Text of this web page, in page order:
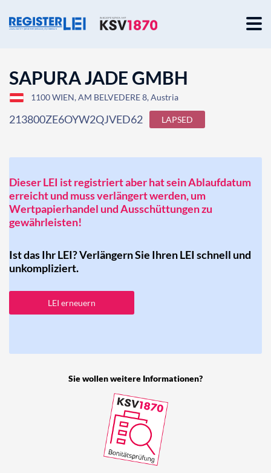
SAPURA JADE GMBH
1100 WIEN, AM BELVEDERE 8, Austria
213800ZE6OYW2QJVED62 LAPSED
Dieser LEI ist registriert aber hat sein Ablaufdatum
erreicht und muss verlängert werden, um
Wertpapierhandel und Ausschüttungen zu
gewährleisten!
Ist das Ihr LEI? Verlängern Sie Ihren LEI schnell und
unkompliziert.
LEI erneuern
Sie wollen weitere Informationen?